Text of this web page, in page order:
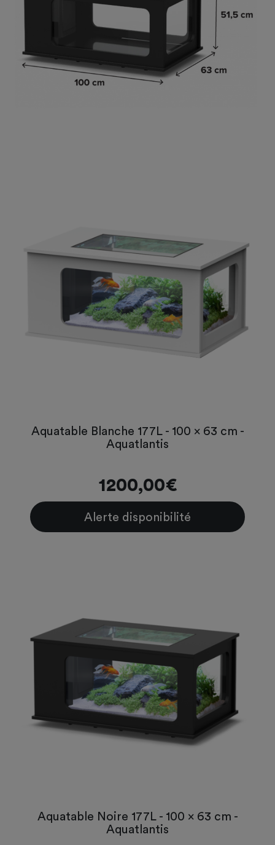
Aquatable Blanche 177L - 100 x 63 cm -
Aquatlantis
1200,00€
Alerte disponibilité
Aquatable Noire 177L - 100 x 63 cm -
Aquatlantis